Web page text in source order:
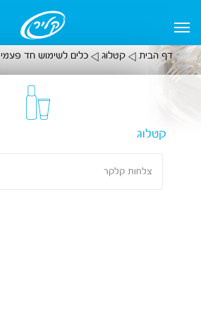
דף הבית קטלוג כלים לשימוש חד פעמי
קטלוג
צלחות קלקר